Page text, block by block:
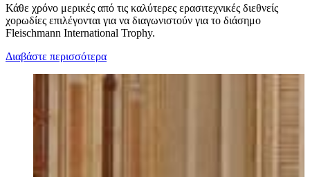
Κάθε χρόνο μερικές από τις καλύτερες ερασιτεχνικές διεθνείς
χορωδίες επιλέγονται για να διαγωνιστούν για το διάσημο
Fleischmann International Trophy.
Διαβάστε περισσότερα